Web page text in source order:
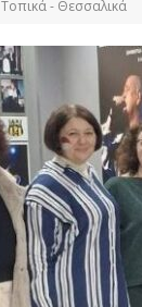
Τοπικά - Θεσσαλικά